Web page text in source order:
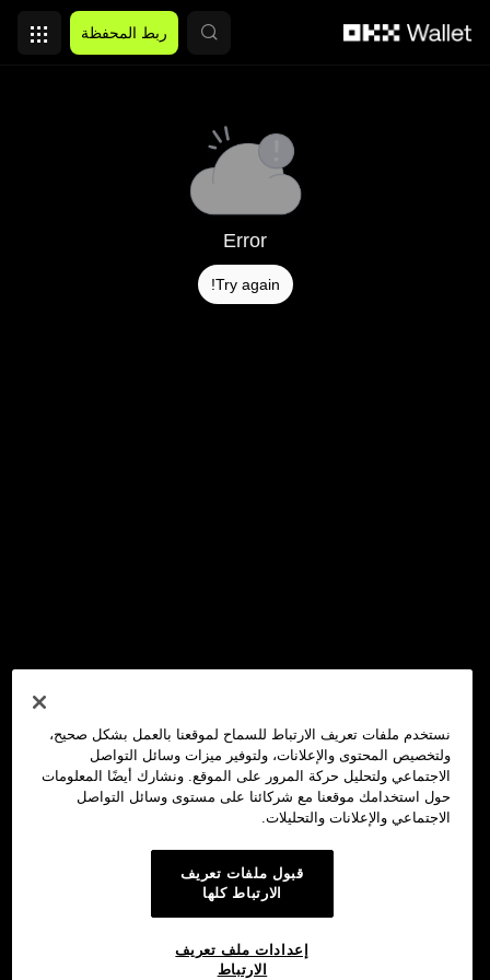
ربط المحفظة
Error
Try again!
نستخدم ملفات تعريف الارتباط للسماح لموقعنا بالعمل بشكل صحيح،
ولتخصيص المحتوى والإعلانات، ولتوفير ميزات وسائل التواصل
الاجتماعي ولتحليل حركة المرور على الموقع. ونشارك أيضًا المعلومات
حول استخدامك موقعنا مع شركائنا على مستوى وسائل التواصل
الاجتماعي والإعلانات والتحليلات.
قبول ملفات تعريف
الارتباط كلها
إعدادات ملف تعريف
الارتباط